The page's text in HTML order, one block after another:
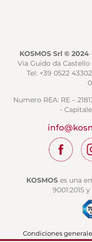
KOSMOS Srl © 2024
Via Guido da
Tel: +39 0522
Numero REA: RE –
-
KOSMOSes una
9001:2015 y
Condiciones